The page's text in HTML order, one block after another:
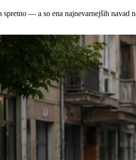
— a so ena najnevarnejših navad